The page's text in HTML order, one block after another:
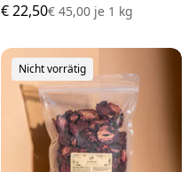
€ 22,50€ 45,00 je 1 kg
Nicht vorrätig